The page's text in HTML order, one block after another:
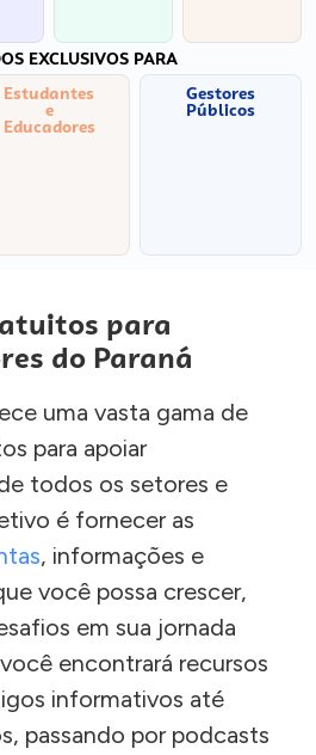
EXCLUSIVOS PARA
Estudantes
e
Educadores
Gestores
Públicos
para
do Paraná
uma vasta gama de
para apoiar
todos os setores e
é fornecer as
, informações e
você possa crescer,
em sua jornada
encontrará recursos
informativos até
passando por podcasts